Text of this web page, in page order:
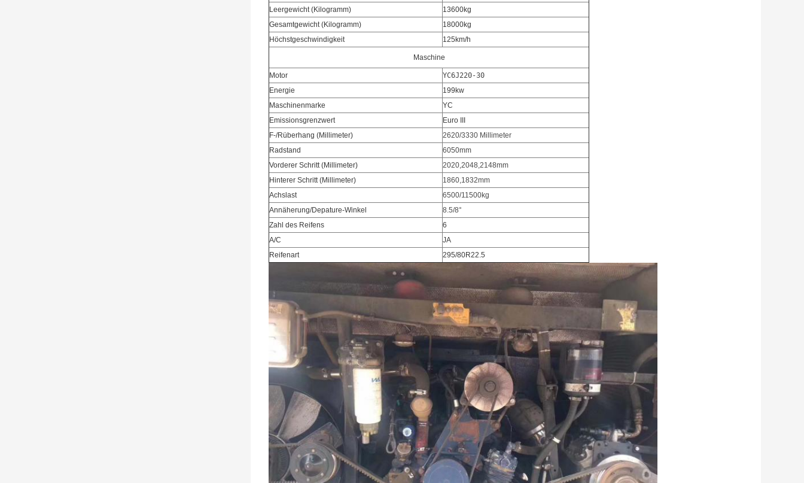
Leergewicht (Kilogramm)
13600kg
Gesamtgewicht (Kilogramm)
18000kg
Höchstgeschwindigkeit
125km/h
Maschine
Motor
Energie
199kw
Maschinenmarke
YC
Emissionsgrenzwert
Euro III
F-/Rüberhang (Millimeter)
2620/3330 Millimeter
Radstand
6050mm
Vorderer Schritt (Millimeter)
2020,2048,2148mm
Hinterer Schritt (Millimeter)
1860,1832mm
Achslast
6500/11500kg
Annäherung/Depature-Winkel
8.5/8°
Zahl des Reifens
6
A/C
JA
Reifenart
295/80R22.5